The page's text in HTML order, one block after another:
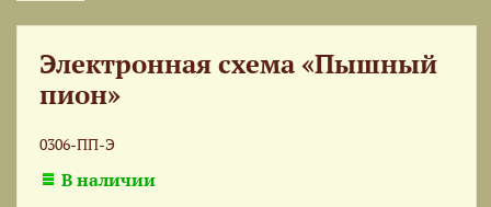
Электронная схема «Пышный
пион»
0306-ПП-Э
В наличии